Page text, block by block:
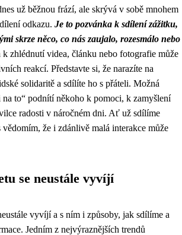
už běžnou frází, ale skrývá v sobě mnohem
odkazu. Je to pozvánka k sdílení zážitku,
skrze něco, co nás zaujalo, rozesmálo nebo
zhlédnutí videa, článku nebo fotografie může
reakcí. Představte si, že narazíte na
solidaritě a sdílíte ho s přáteli. Možná
na to“ podnítí někoho k pomoci, k zamyšlení
radosti v náročném dni. Ať už sdílíme
že i zdánlivě malá interakce může
se neustále vyvíjí
vyvíjí a s ním i způsoby, jak sdílíme a
Jedním z nejvýraznějších trendů